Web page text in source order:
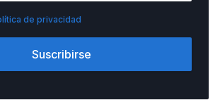
de privacidad
Suscribirse